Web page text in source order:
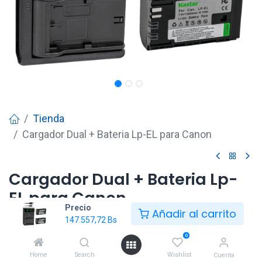
Precio
147.557,72 Bs Añadir al carrito
Home Search
0
Wishlist Cuenta
Tienda
Cargador Dual + Bateria Lp-EL para Canon
Cargador Dual + Bateria Lp-
EL para Canon
147.557,72Bs